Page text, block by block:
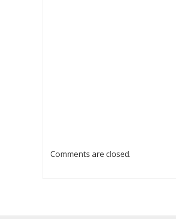
Comments are closed.